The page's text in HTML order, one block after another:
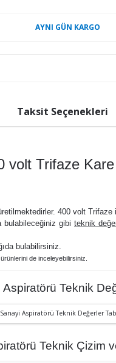
AYNI GÜN KARGO
Taksit Seçenekleri
volt Trifaze
400 volt Trifaze
bulabileceğiniz gibi teknik
bulabilirsiniz.
de inceleyebilirsiniz.
Teknik
Teknik Çizim